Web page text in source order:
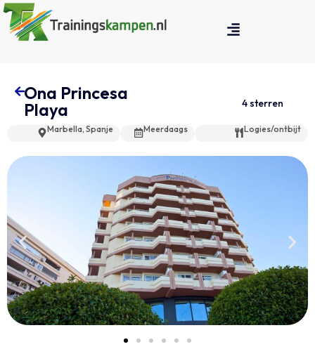
Ona Princesa
Playa
4 sterren
Marbella, Spanje Meerdaags Logies/ontbijt